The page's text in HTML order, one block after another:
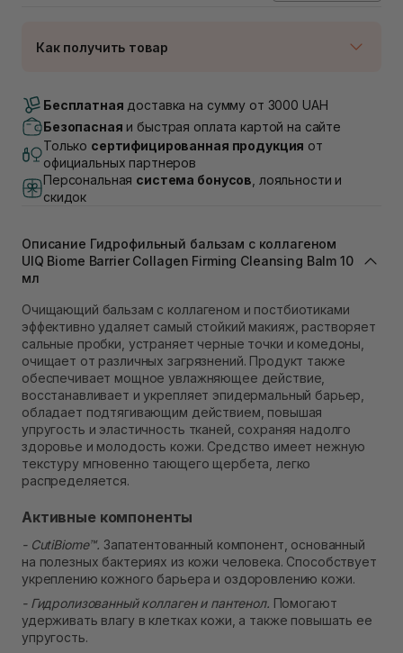
Как получить товар
Нет в наличии!
Самовывоз г. Луцк, Винниченка 4
Самовывоз г. Львов, ул. Академика Подстригача,
1В (Duck's Lake)
Нет в наличии!
Самовывоз Львов (Ивана Франко 36)
Самовывоз г. Львов ул. Степана Бандеры 43
Нет в наличии!
Самовывоз г. Ровно, ул. Кулика и Гудачека 23 (ТЦ
Экватор)
Нет в наличии!
Бесплатная доставка на сумму от 3000 UAH
Безопасная и быстрая оплата картой на сайте
Только сертифицированная продукция от
официальных партнеров
Персональная система бонусов , лояльности и
скидок
Описание Гидрофильный бальзам с коллагеном
UIQ Biome Barrier Collagen Firming Cleansing Balm 10
мл
Очищающий бальзам с коллагеном и постбиотиками
эффективно удаляет самый стойкий макияж, растворяет
сальные пробки, устраняет черные точки и комедоны,
очищает от различных загрязнений. Продукт также
обеспечивает мощное увлажняющее действие,
восстанавливает и укрепляет эпидермальный барьер,
обладает подтягивающим действием, повышая
упругость и эластичность тканей, сохраняя надолго
здоровье и молодость кожи. Средство имеет нежную
текстуру мгновенно тающего щербета, легко
распределяется.
Активные компоненты
- CutiBiome™. Запатентованный компонент, основанный
на полезных бактериях из кожи человека. Способствует
укреплению кожного барьера и оздоровлению кожи.
- Гидролизованный коллаген и пантенол. Помогают
удерживать влагу в клетках кожи, а также повышать ее
упругость.